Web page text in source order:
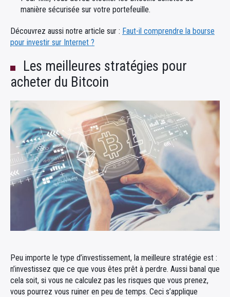
manière sécurisée sur votre portefeuille.
Découvrez aussi notre article sur : Faut-il comprendre la bourse
pour investir sur Internet ?
Les meilleures stratégies pour
acheter du Bitcoin
Peu importe le type d’investissement, la meilleure stratégie est :
n’investissez que ce que vous êtes prêt à perdre. Aussi banal que
cela soit, si vous ne calculez pas les risques que vous prenez,
vous pourrez vous ruiner en peu de temps. Ceci s’applique